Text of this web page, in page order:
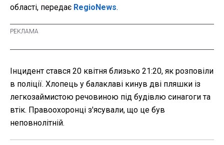
області, передає RegioNews.
Інцидент стався 20 квітня близько 21:20, як розповіли
в поліції. Хлопець у балаклаві кинув дві пляшки із
легкозаймистою речовиною під будівлю синагоги та
втік. Правоохоронці з'ясували, що це був
неповнолітній.